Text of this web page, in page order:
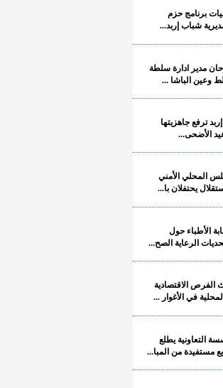
برنامج حزم
شباب إربد...
مدير ادارة سلطة
وعين الباشا ...
ترفع جاهزيتها
الأضحى...
المحلي الأمني
يحتفلان با...
الأطباء حول
الرعاية الصح...
الاقتصادية
في الأغوار ...
التعاونية يطلع
مستفيدة من المبا...